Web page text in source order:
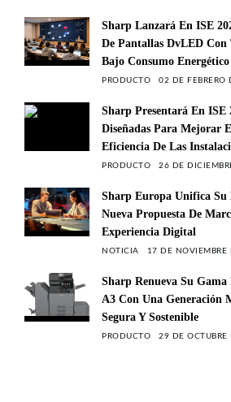
Sharp Lanzará En ISE
De Pantallas DvLED Con
Bajo Consumo Energético
PRODUCTO 02 DE FEBRERO
Sharp Presentará En ISE
Diseñadas Para Mejorar
Eficiencia De Las
PRODUCTO 26 DE
Sharp Europa Unifica Su
Nueva Propuesta De
Experiencia Digital
NOTICIA 17 DE NOVIEMBRE
Sharp Renueva Su
A3 Con Una Generación
Segura Y Sostenible
PRODUCTO 29 DE OCTUBRE